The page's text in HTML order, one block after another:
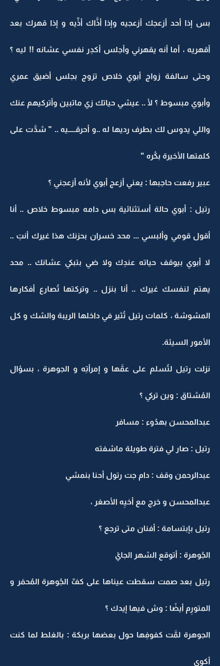
بس إذا أحد أزعجك أزعجيه وإذا أذَّاك أذِّيه و إذا قهرك بعد
أقهريه ، أما أنه يقهرني وأجلس أكدِر نفسي عشانه !! ليه ؟
وحتى سالفة زواج أبوي خلاص تزوج بجلس أضيق عمري
وأبوي مبسوط ؟ لأ .. عيشي حياتك زي ماتبين وأتركيهم عنك
واللي يدوس لك بطرف رديها له ..و أحرقـــــيه .. " شدَّت على
كلمتها الأخيرة بكُره "
عبير رفعت حاجبها : يعني أزعج أبوي لأنه أزعجني ؟
رتيل : أبوي حالة أستثنائية بس دامه مبسوط خلاص .. أنا
أقول قومي وألبسي ... محد خسران بحزنك هذا غيرك أنتِ ..
لا أبوي بيوقف حياته عندِك ولا ضي بتبكي عشانك .. محد
يهتم لنفسك غيرك .. أنا بنزل .. وتركتها تُصارع أفكارها
المشوشة ، كلمات رتيل تُثير في داخلها الريبة والشك و كل
الأمور السيئة.
نزلت رتيل لتُسلم على عمَّها و إمرأتِه و الجوهرة ، بسؤال
المُشتاق : وين تركي ؟
عبدالمحسن بهدُوء : مسافر
رتيل : صار لي فترة طويلة ماشفته
عبدالرحمن وقف : دام جت رتول أحنا بنمشي
عبدالمحسن و خرج مع أخيِه الأصغر ،
رتيل بإبتسامة : أفنان متى ترجع ؟
الجُوهرة : أتوقع الشهر الجايْ
رتيل بعد صمت سقطت عيناها على كفِّ الجُوهرة المُحمَر و
المتورِم أيضًا : وش فيها إيدك ؟
الجوهرة لمَّت كفوفِها حول بعضها بربكة : بالغلط لما كنت
أكوِي